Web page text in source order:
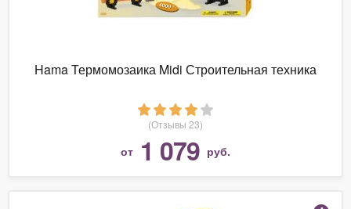
Hama Термомозаика Midi Строительная техника
(Отзывы 23)
от 1 079 руб.